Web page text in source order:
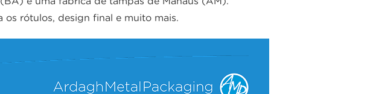
os rótulos, design final e muito mais.